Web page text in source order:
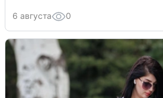
6 августа 0